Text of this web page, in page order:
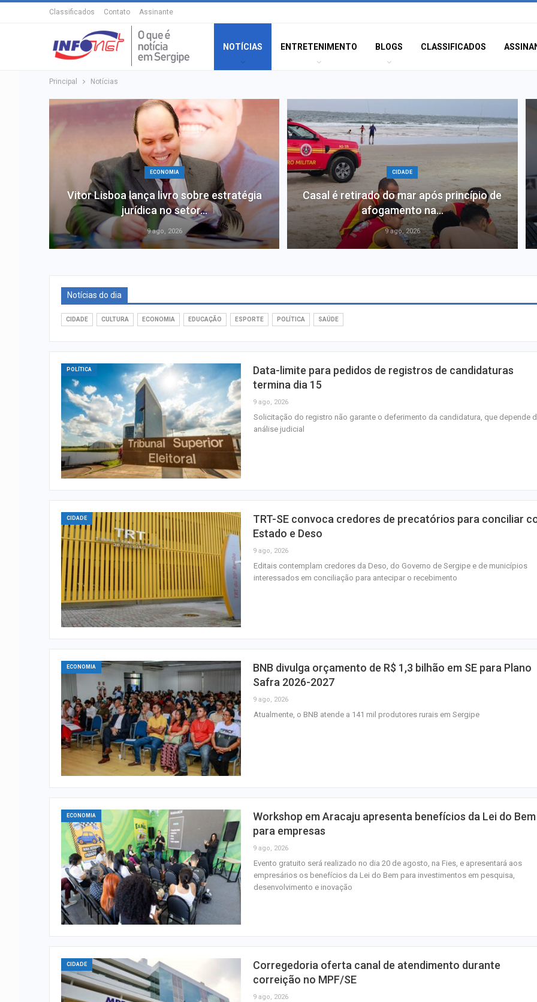
Classificados Contato Assinante
NOTÍCIAS ENTRETENIMENTO BLOGS CLASSIFICADOS
Principal Notícias
ECONOMIA
Vitor Lisboa lança livro sobre estratégia
jurídica no setor…
9 ago, 2026
CIDADE
Casal é retirado do mar após princípio de
afogamento na…
9 ago, 2026
Notícias do dia
CIDADE CULTURA ECONOMIA EDUCAÇÃO ESPORTE POLÍTICA SAÚDE
POLÍTICA
Data-limite para pedidos de registros de candidaturas
termina dia 15
9 ago, 2026
Solicitação do registro não garante o deferimento da candidatura, que depende
análise judicial
CIDADE
TRT-SE convoca credores de precatórios para conciliar
Estado e Deso
9 ago, 2026
Editais contemplam credores da Deso, do Governo de Sergipe e de municípios
interessados em conciliação para antecipar o recebimento
ECONOMIA
BNB divulga orçamento de R$ 1,3 bilhão em SE para Plano
Safra 2026-2027
9 ago, 2026
Atualmente, o BNB atende a 141 mil produtores rurais em Sergipe
ECONOMIA
Workshop em Aracaju apresenta benefícios da Lei do Bem
para empresas
9 ago, 2026
Evento gratuito será realizado no dia 20 de agosto, na Fies, e apresentará aos
empresários os benefícios da Lei do Bem para investimentos em pesquisa,
desenvolvimento e inovação
CIDADE
Corregedoria oferta canal de atendimento durante
correição no MPF/SE
9 ago, 2026
de…
nuvens neste